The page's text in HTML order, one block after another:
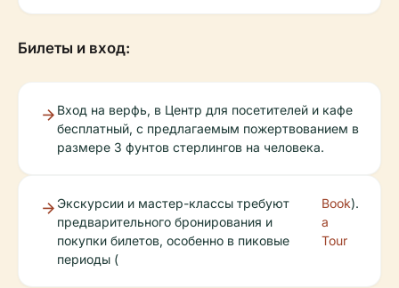
Билеты и вход:
Вход на верфь, в Центр для посетителей и кафе
бесплатный, с предлагаемым пожертвованием в
размере 3 фунтов стерлингов на человека.
Экскурсии и мастер-классы требуют
предварительного бронирования и
покупки билетов, особенно в пиковые
периоды (
Book
a
Tour
).